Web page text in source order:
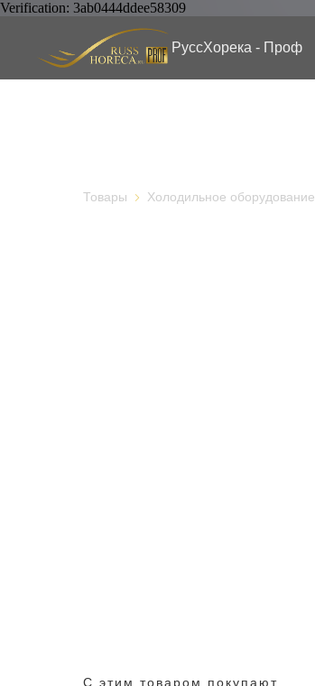
Verification: 3ab0444ddee58309
РуссХорека - Проф
Товары Холодильное оборудование
С этим товаром покупают